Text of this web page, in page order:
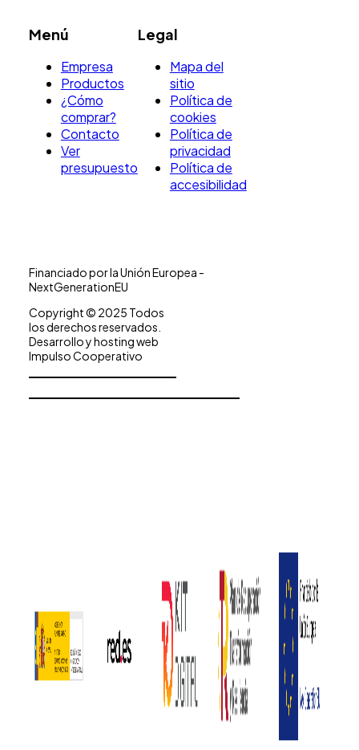
Menú
Empresa
Productos
¿Cómo
comprar?
Contacto
Ver
presupuesto
Legal
Mapa del
sitio
Política de
cookies
Política de
privacidad
Política de
accesibilidad
Financiado por la Unión Europea -
NextGenerationEU
Copyright © 2025 Todos
los derechos reservados.
Desarrollo y hosting web
Impulso Cooperativo